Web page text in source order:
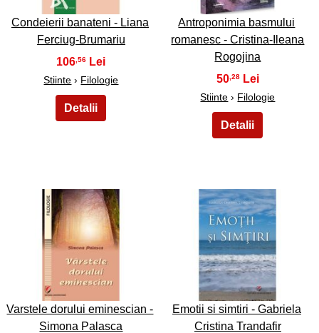
Condeierii banateni - Liana
Ferciug-Brumariu
106,56
Stiinte › Filologie
Antroponimia basmului
romanesc - Cristina-Ileana
Rogojina
50,28
Stiinte › Filologie
29
Varstele dorului eminescian -
Simona Palasca
30
Emotii si simtiri - Gabriela
Cristina Trandafir